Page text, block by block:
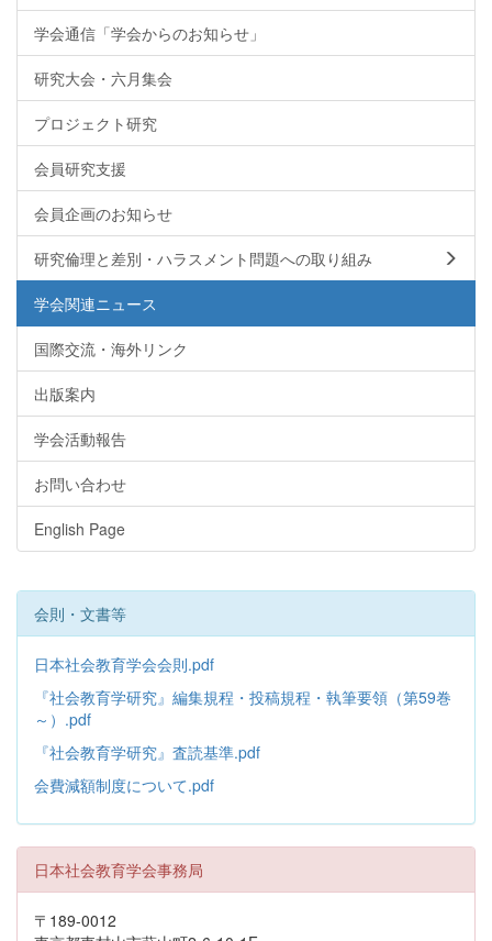
学会通信「学会からのお知らせ」
研究大会・六月集会
プロジェクト研究
会員研究支援
会員企画のお知らせ
研究倫理と差別・ハラスメント問題への取り組み
学会関連ニュース
国際交流・海外リンク
出版案内
学会活動報告
お問い合わせ
English Page
会則・文書等
日本社会教育学会会則.pdf
『社会教育学研究』編集規程・投稿規程・執筆要領（第59巻
～）.pdf
『社会教育学研究』査読基準.pdf
会費減額制度について.pdf
日本社会教育学会事務局
〒189-0012